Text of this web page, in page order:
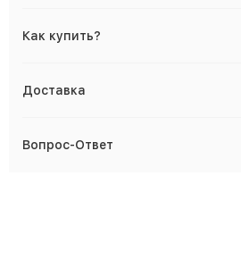
Как купить?
Доставка
Вопрос-Ответ